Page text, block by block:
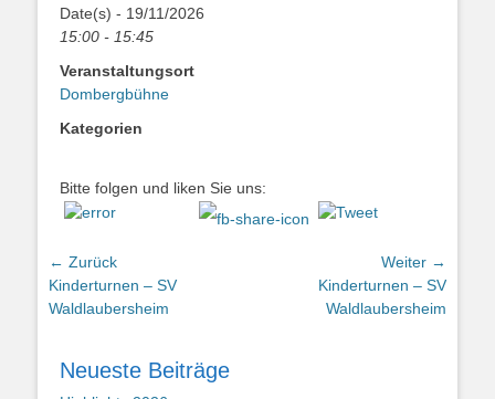
Date(s) - 19/11/2026
15:00 - 15:45
Veranstaltungsort
Dombergbühne
Kategorien
Bitte folgen und liken Sie uns:
Beitragsnavigation
← Zurück
Vorhergehender
Beitrag:
Kinderturnen – SV
Waldlaubersheim
Weiter →
Kinderturnen – SV
Waldlaubersheim
Neueste Beiträge